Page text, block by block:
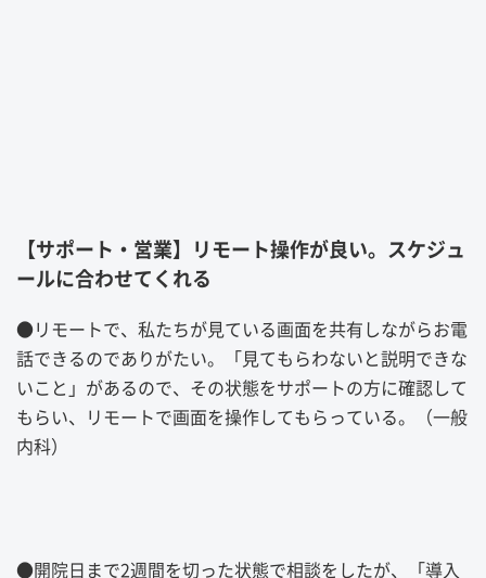
【サポート・営業】リモート操作が良い。スケジュ
ールに合わせてくれる
●リモートで、私たちが見ている画面を共有しながらお電
話できるのでありがたい。「見てもらわないと説明できな
いこと」があるので、その状態をサポートの方に確認して
もらい、リモートで画面を操作してもらっている。（一般
内科）
●開院日まで2週間を切った状態で相談をしたが、「導入